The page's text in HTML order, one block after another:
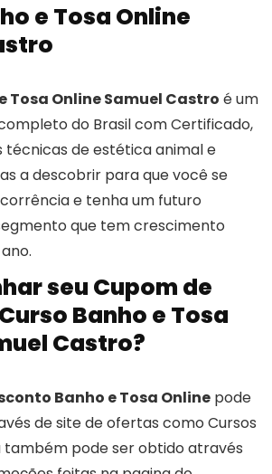
e Tosa Online
Tosa Online Samuel Castro é um
do Brasil com Certificado,
técnicas de estética animal e
a descobrir para que você se
e tenha um futuro
que tem crescimento
seu Cupom de
Banho e Tosa
Castro?
Banho e Tosa Online pode
de site de ofertas como Cursos
também pode ser obtido através